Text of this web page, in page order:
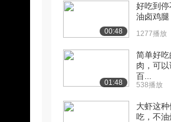
00:48
好吃到
油卤鸡腿
1277播放
01:48
简单好
肉，可以
百...
538播放
大虾这
吃，不油